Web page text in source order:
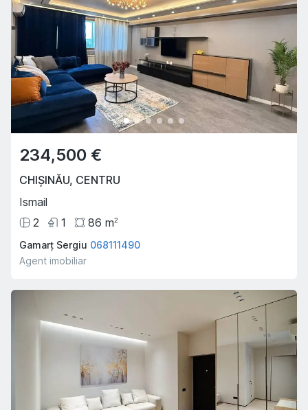
234,500 €
CHIȘINĂU, CENTRU
Ismail
2
1 86 m2
Gamarț Sergiu 068111490
Agent imobiliar